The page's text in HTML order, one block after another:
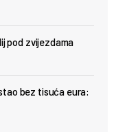
pod zvijezdama
bez tisuća eura: